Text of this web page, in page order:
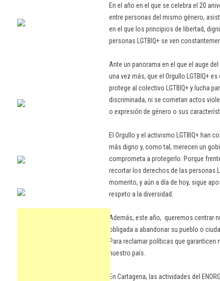
En el año en el que se celebra el 20
entre personas del mismo género,
en el que los principios de libertad,
personas LGTBIQ+ se ven
Ante un panorama en el que el auge
una vez más, que el Orgullo LGTBIQ+
protege al colectivo LGTBIQ+ y lucha
discriminada, ni se cometan actos
o expresión de género o sus
El Orgullo y el activismo LGTBIQ+ han
más digno y, como tal, merecen un
comprometa a protegerlo. Porque
recortar los derechos de las personas
momento, y aún a día de hoy, sigue
respeto a la diversidad.
Además, este año, queremos centrar
obligada a abandonar su pueblo o
Para reclamar políticas que
nuestro país.
En Cartagena, las actividades del